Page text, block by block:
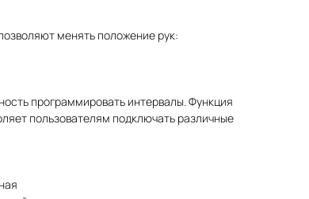
менять положение рук:
программировать интервалы. Функция
пользователям подключать различные